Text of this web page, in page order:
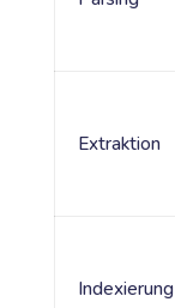
Extraktion
Indexierung